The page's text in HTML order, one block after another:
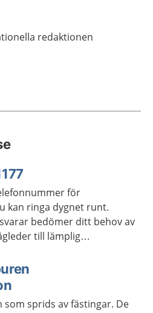
redaktionen
för
kan ringa dygnet runt.
bedömer ditt behov av
till lämplig
som sprids av fästingar. De